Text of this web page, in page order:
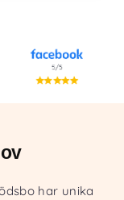
har unika